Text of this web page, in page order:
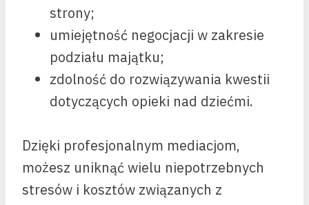
strony;
umiejętność negocjacji w zakresie
podziału majątku;
zdolność do rozwiązywania kwestii
dotyczących opieki nad dziećmi.
Dzięki profesjonalnym mediacjom,
możesz uniknąć wielu niepotrzebnych
stresów i kosztów związanych z